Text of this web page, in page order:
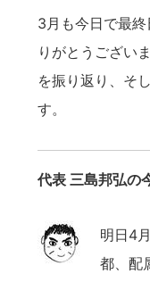
3月も今日で最
りがとうござい
を振り返り、そ
す。
代表 三島邦弘の
明日4
都、配